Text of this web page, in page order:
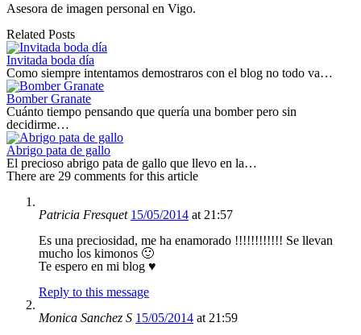
Asesora de imagen personal en Vigo.
Related Posts
Invitada boda día
Como siempre intentamos demostraros con el blog no todo va…
Bomber Granate
Cuánto tiempo pensando que quería una bomber pero sin
decidirme…
Abrigo pata de gallo
El precioso abrigo pata de gallo que llevo en la…
There are 29 comments for this article
Patricia Fresquet 15/05/2014 at 21:57
Es una preciosidad, me ha enamorado !!!!!!!!!!!! Se llevan
mucho los kimonos 🙂
Te espero en mi blog ♥
Reply to this message
Monica Sanchez S 15/05/2014 at 21:59